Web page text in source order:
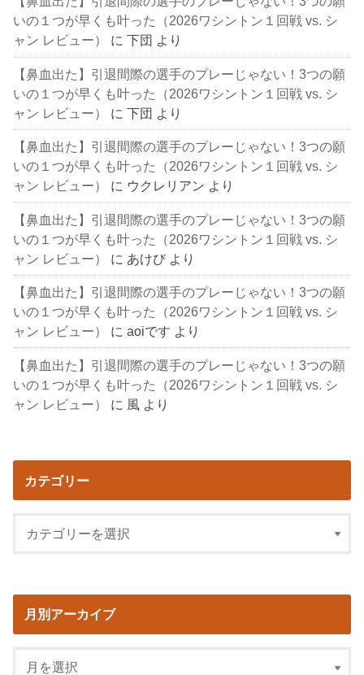
いの１つが早くも叶った（2026ワシントン１回戦 vs. シ
ャン レビュー）
に下団 より
【鼻血出た】引退間際の選手のプレーじゃない！3つの願
いの１つが早くも叶った（2026ワシントン１回戦 vs. シ
ャン レビュー）
に下団 より
【鼻血出た】引退間際の選手のプレーじゃない！3つの願
いの１つが早くも叶った（2026ワシントン１回戦 vs. シ
ャン レビュー）
に ウクレリアン より
【鼻血出た】引退間際の選手のプレーじゃない！3つの願
いの１つが早くも叶った（2026ワシントン１回戦 vs. シ
ャン レビュー）
に あけび より
【鼻血出た】引退間際の選手のプレーじゃない！3つの願
いの１つが早くも叶った（2026ワシントン１回戦 vs. シ
ャン レビュー）
にaoiです より
【鼻血出た】引退間際の選手のプレーじゃない！3つの願
いの１つが早くも叶った（2026ワシントン１回戦 vs. シ
ャン レビュー）
に 風 より
カテゴリー
月別アーカイブ